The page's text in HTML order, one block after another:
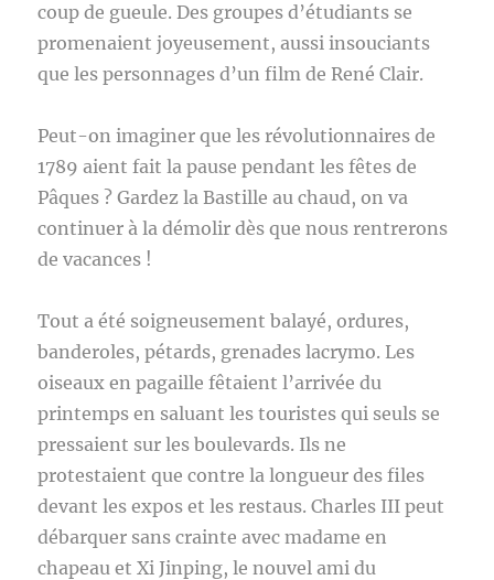
coup de gueule. Des groupes d’étudiants se
promenaient joyeusement, aussi insouciants
que les personnages d’un film de René Clair.
Peut-on imaginer que les révolutionnaires de
1789 aient fait la pause pendant les fêtes de
Pâques ? Gardez la Bastille au chaud, on va
continuer à la démolir dès que nous rentrerons
de vacances !
Tout a été soigneusement balayé, ordures,
banderoles, pétards, grenades lacrymo. Les
oiseaux en pagaille fêtaient l’arrivée du
printemps en saluant les touristes qui seuls se
pressaient sur les boulevards. Ils ne
protestaient que contre la longueur des files
devant les expos et les restaus. Charles III peut
débarquer sans crainte avec madame en
chapeau et Xi Jinping, le nouvel ami du